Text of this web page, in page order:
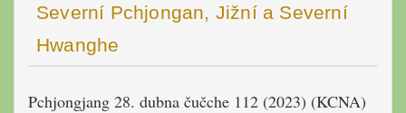
Severní Pchjongan, Jižní a Severní
Hwanghe
Pchjongjang 28. dubna čučche 112 (2023) (KCNA)